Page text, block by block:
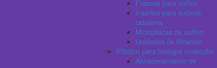
Frascos para cultivo
Insertos para cultivos
celulares
Microplacas de cultivo
Unidades de filtración
Plástico para biología molecular
Almacenamiento de